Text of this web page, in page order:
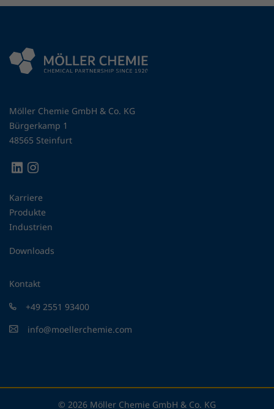
Möller Chemie GmbH & Co. KG
Bürgerkamp 1
48565 Steinfurt
Karriere
Produkte
Industrien
Downloads
Kontakt
+49 2551 93400
info@moellerchemie.com
© 2026 Möller Chemie GmbH & Co. KG